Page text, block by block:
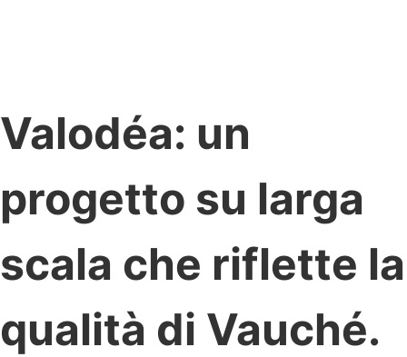
Valodéa: un
progetto su larga
scala che riflette la
qualità di Vauché.